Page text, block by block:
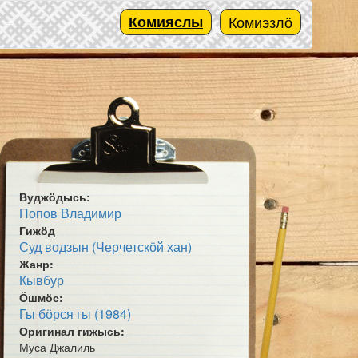
Комиэзлӧ
Комияслы
Вуджӧдысь:
Попов Владимир
Гижӧд
Суд водзын (Черчетскӧй хан)
Жанр:
Кывбур
Ӧшмӧс:
Гы бӧрся гы (1984)
Оригинал гижысь:
Муса Джалиль